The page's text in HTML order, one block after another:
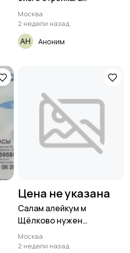
иштегенге
Москва
2 недели назад
Аноним
Цена не указана
Салам алейкум м
Щёлково нужен
плиточник,
Москва
2 недели назад